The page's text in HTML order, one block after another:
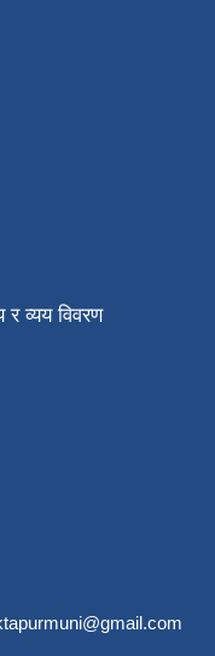
व्यय विवरण